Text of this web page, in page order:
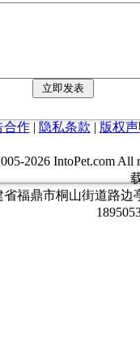
合作| 隐私条款 | 版权
2026 IntoPet.com
福鼎市桐山街道路边